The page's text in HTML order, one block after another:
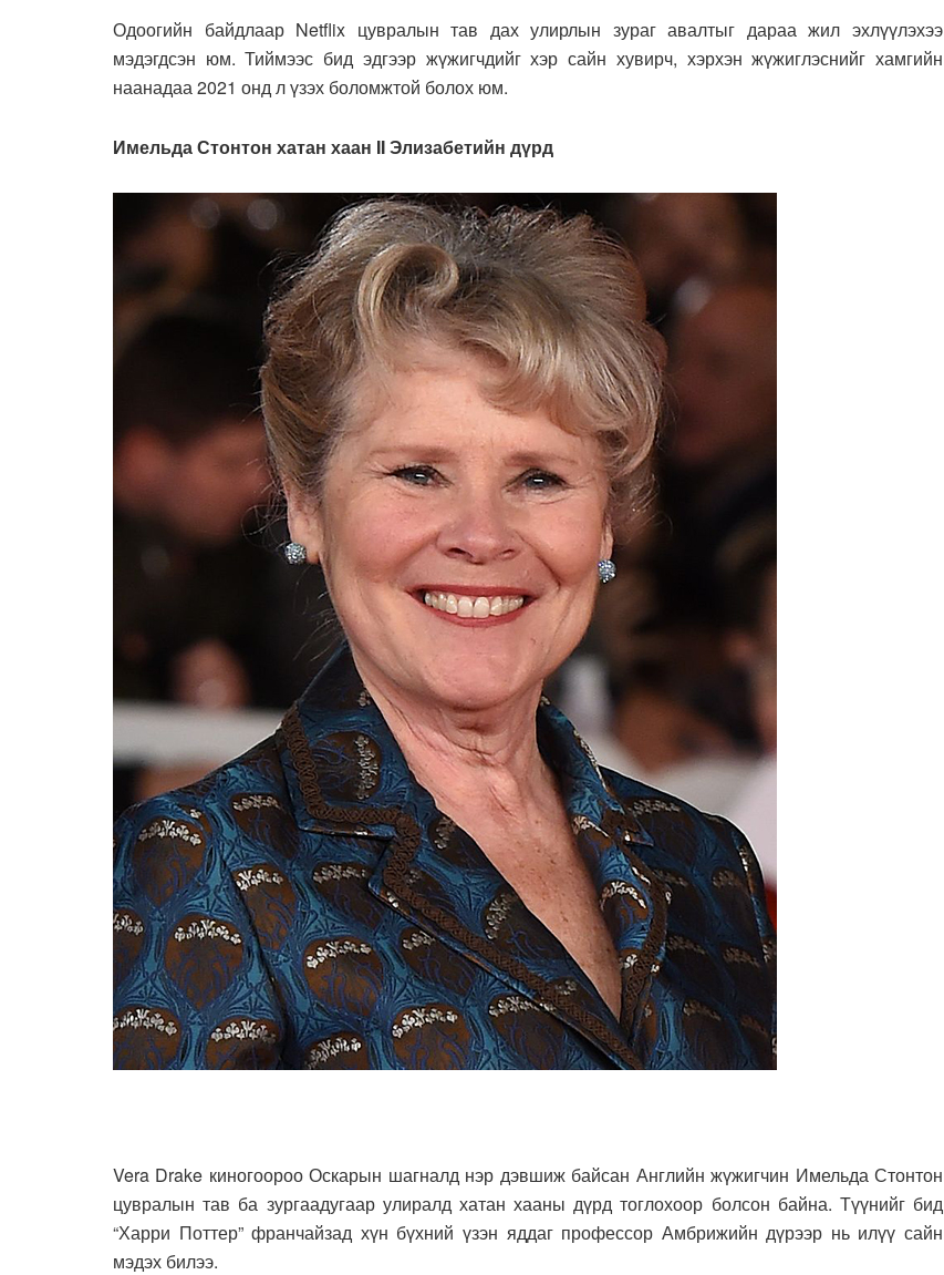
Одоогийн байдлаар Netflix цувралын тав дах улирлын зураг авалтыг дараа жил эхлүүлэхээ
мэдэгдсэн юм. Тиймээс бид эдгээр жүжигчдийг хэр сайн хувирч, хэрхэн жүжиглэснийг хамгийн
наанадаа 2021 онд л үзэх боломжтой болох юм.
Имельда Стонтон хатан хаан II Элизабетийн дүрд
Vera Drake киногоороо Оскарын шагналд нэр дэвшиж байсан Английн жүжигчин Имельда Стонтон
цувралын тав ба зургаадугаар улиралд хатан хааны дүрд тоглохоор болсон байна. Түүнийг бид
“Харри Поттер” франчайзад хүн бүхний үзэн яддаг профессор Амбрижийн дүрээр нь илүү сайн
мэдэх билээ.